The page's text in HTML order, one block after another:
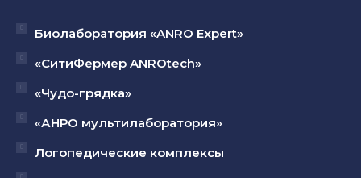
Биолаборатория «ANRO Expert»
«СитиФермер ANROtech»
«Чудо-грядка»
«АНРО мультилаборатория»
Логопедические комплексы